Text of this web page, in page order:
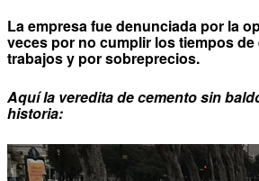
La empresa fue denunciada por la
veces por no cumplir los tiempos de
trabajos y por sobreprecios.
Aquí la veredita de cemento sin
historia: